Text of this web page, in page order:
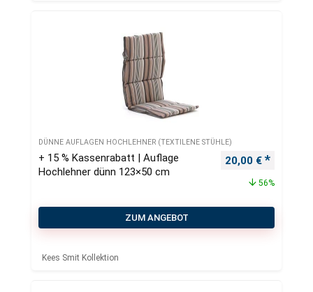
DÜNNE AUFLAGEN HOCHLEHNER (TEXTILENE STÜHLE)
+ 15 % Kassenrabatt | Auflage
Hochlehner dünn 123×50 cm
Ursprünglicher
20,00 €
56%
ZUM ANGEBOT
Kees Smit Kollektion